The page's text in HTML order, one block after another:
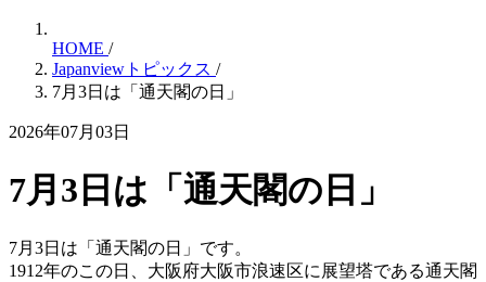
HOME /
Japanviewトピックス /
7月3日は「通天閣の日」
2026年07月03日
7月3日は「通天閣の日」
7月3日は「通天閣の日」です。
1912年のこの日、大阪府大阪市浪速区に展望塔である通天閣